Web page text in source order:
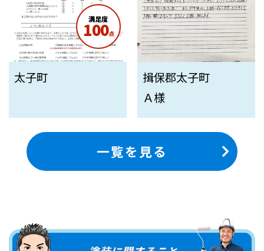
満足度
100点
太子町
揖保郡太子町
Ａ様
一覧を見る